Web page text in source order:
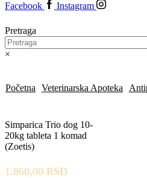
Facebook
Instagram
Pretraga
×
Početna Veterinarska Apoteka
Simparica Trio dog 10-
20kg tableta 1 komad
(Zoetis)
1.860,00 RSD